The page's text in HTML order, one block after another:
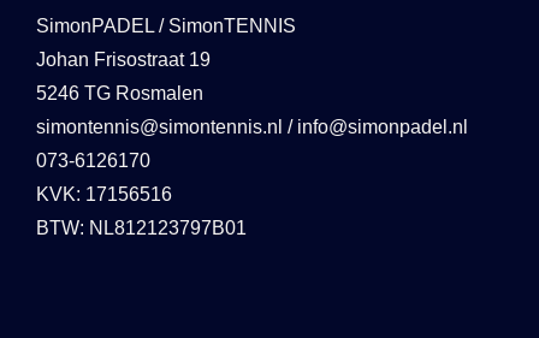
SimonPADEL / SimonTENNIS
Johan Frisostraat 19
5246 TG Rosmalen
simontennis@simontennis.nl / info@simonpadel.nl
073-6126170
KVK: 17156516
BTW: NL812123797B01